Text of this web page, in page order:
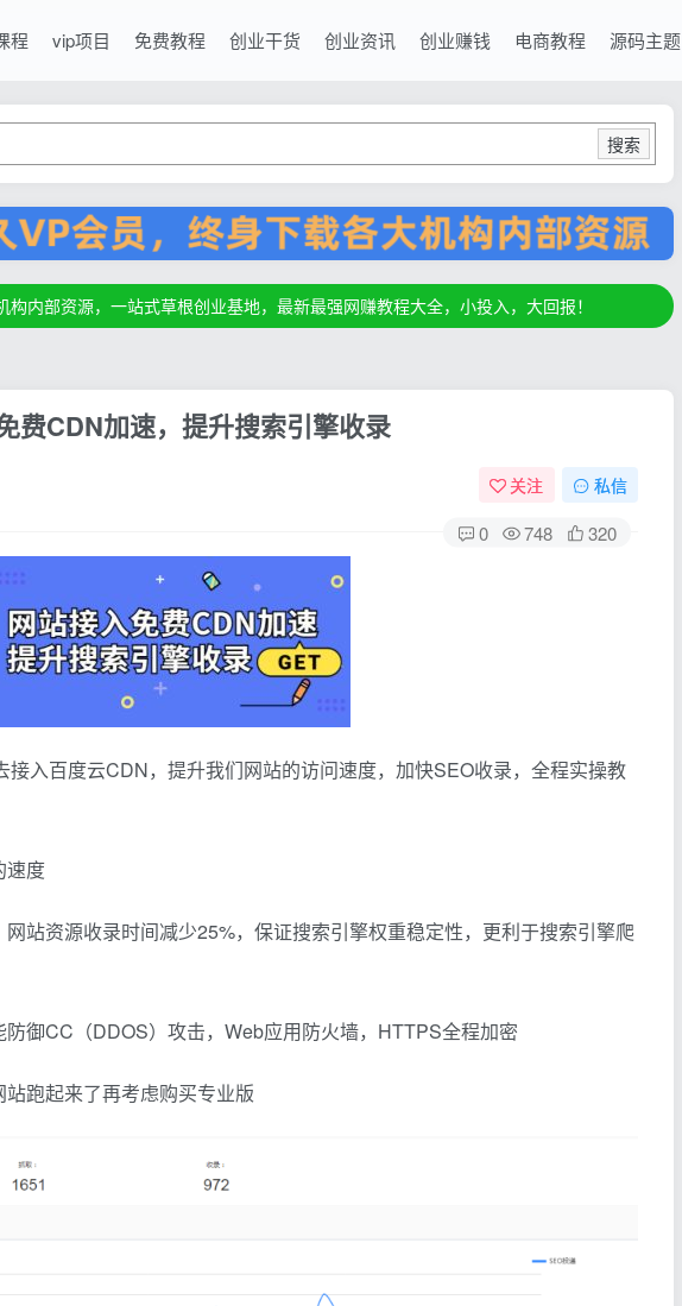
程 vip项目 免费教程 创业干货 创业资讯 创业赚钱 电商教程 源码主题
搜索
内部资源，一站式草根创业基地，最新最强网赚教程大全，小投入，大回报！
内部资源，一站式草根创业基地，最新最强网赚教程大全，小投入，大回报！
内部资源，一站式草根创业基地，最新最强网赚教程大全，小投入，大回报！
费CDN加速，提升搜索引擎收录
关注 私信
0 748 320
入百度云CDN，提升我们网站的访问速度，加快SEO收录，全程实操教
速度
站资源收录时间减少25%，保证搜索引擎权重稳定性，更利于搜索引擎爬
御CC（DDOS）攻击，Web应用防火墙，HTTPS全程加密
跑起来了再考虑购买专业版